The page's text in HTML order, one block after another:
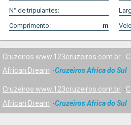
N° de tripulantes:
Comprimento:
m
Cruzeiros www.123cruzeiros.com.br
African Dream
Cruzeiros Africa do Sul
Cruzeiros www.123cruzeiros.com.br
African Dream
Cruzeiros Africa do Sul